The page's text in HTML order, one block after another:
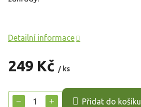
249 Kč / ks
cena:
+
− Přidat do košíku
Detailní informace